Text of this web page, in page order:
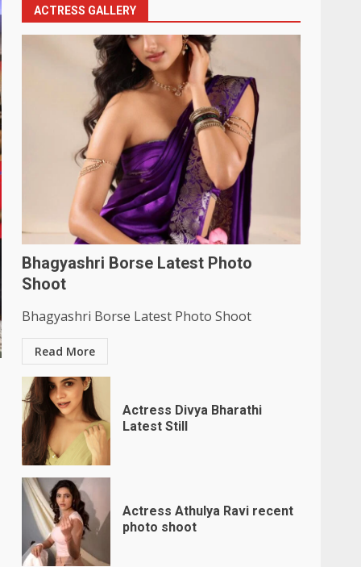
ACTRESS GALLERY
Bhagyashri Borse Latest Photo
Shoot
Bhagyashri Borse Latest Photo Shoot
Read More
Actress Divya Bharathi
Latest Still
Actress Athulya Ravi recent
photo shoot